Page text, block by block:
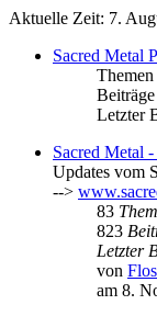
Aktuelle Zeit: 7.
Sacred Metal
Themen
Beiträge
Letzter
Sacred Metal
Updates vom
-->
83
823
Letzter
von
am 8.